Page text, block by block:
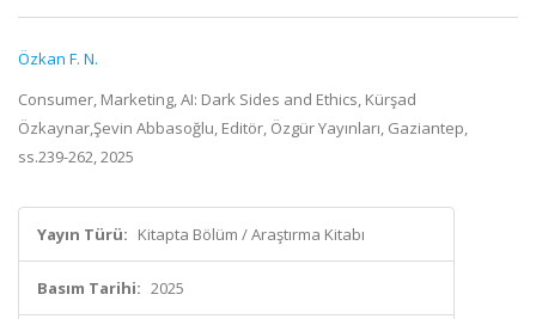
Özkan F. N.
Consumer, Marketing, AI: Dark Sides and Ethics, Kürşad
Özkaynar,Şevin Abbasoğlu, Editör, Özgür Yayınları, Gaziantep,
ss.239-262, 2025
Yayın Türü: Kitapta Bölüm / Araştırma Kitabı
Basım Tarihi: 2025